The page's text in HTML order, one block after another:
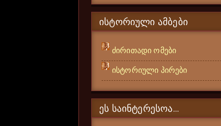
ᲘᲡᲢᲝᲠᲘᲣᲚᲘ ᲐᲛᲑᲔᲑᲘ
ძირითადი ომები
ისტორიული პირები
ᲔᲡ ᲡᲐᲘᲜᲢᲔᲠᲔᲡᲝᲐ...